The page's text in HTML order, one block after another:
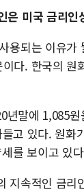
미국 금리인
용되는 이유
다. 한국의
년말에 1,085
고 있다. 원
를 보이고 있
지속적인 금